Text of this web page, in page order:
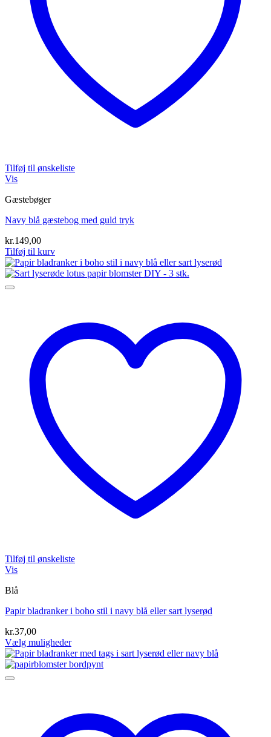
Tilføj til ønskeliste
Vis
Gæstebøger
Navy blå gæstebog med guld tryk
kr.149,00
Tilføj til kurv
Tilføj til ønskeliste
Vis
Blå
Papir bladranker i boho stil i navy blå eller sart lyserød
kr.37,00
Vælg muligheder
Dette
vare
har